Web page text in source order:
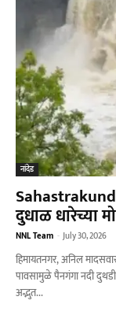
नांदेड
दुधाळ धारेच्या
NNL Team - July 30, 2026
हिमायतनगर, अनिल
पावसामुळे पैनगंगा नदी
अद्भुत...